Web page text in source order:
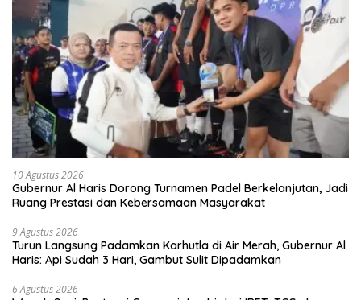
10 Agustus 2026
Gubernur Al Haris Dorong Turnamen Padel Berkelanjutan, Jadi
Ruang Prestasi dan Kebersamaan Masyarakat
9 Agustus 2026
Turun Langsung Padamkan Karhutla di Air Merah, Gubernur Al
Haris: Api Sudah 3 Hari, Gambut Sulit Dipadamkan
6 Agustus 2026